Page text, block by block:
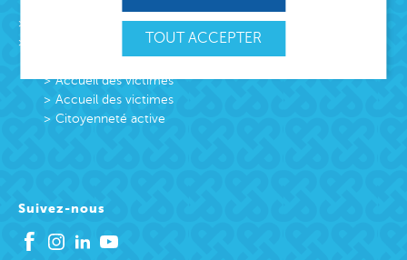
Protection Enfance et Familles
Accueil des victimes
Accueil des victimes
Citoyenneté active
Suivez-nous
TOUT ACCEPTER